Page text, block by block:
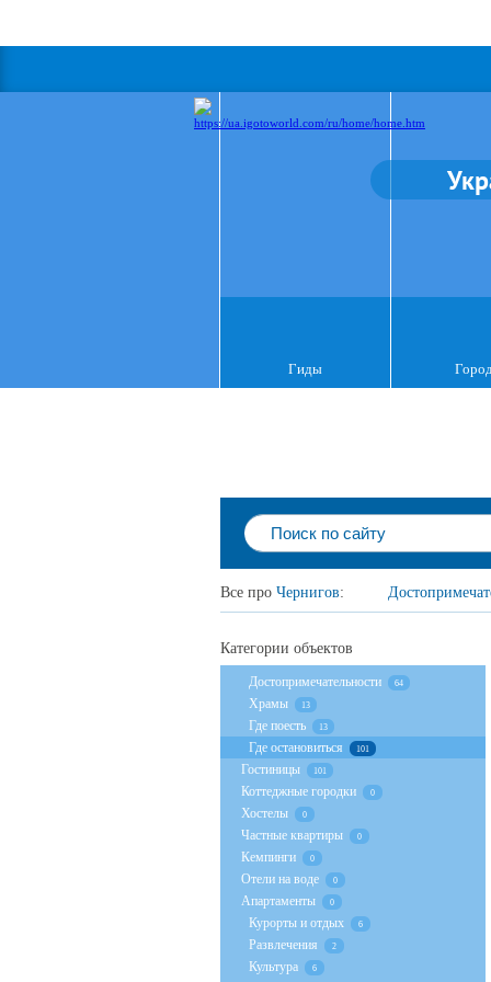
Гиды
Все про Чернигов:
Категории объектов
Достопримечательности 64
Храмы 13
Где поесть 13
Где остановиться 101
Гостиницы 101
Коттеджные городки 0
Хостелы 0
Частные квартиры 0
Кемпинги 0
Отели на воде 0
Апартаменты 0
Курорты и отдых 6
Развлечения 2
Культура 6